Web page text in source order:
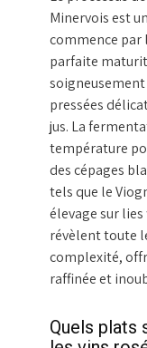
Minervois est
commence par
parfaite
pressées
jus. La
température
des cépages
tels que le
élevage sur
révèlent toute
complexité,
raffinée et
Quels plats